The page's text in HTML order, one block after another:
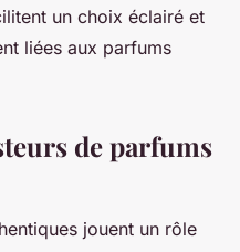
un choix éclairé et
liées aux parfums
de parfums
jouent un rôle